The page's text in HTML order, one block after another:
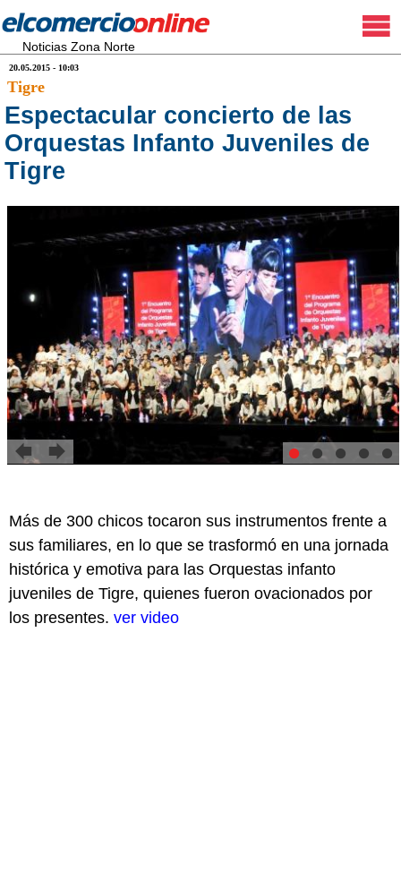
Noticias Zona Norte
20.05.2015 - 10:03
Tigre
Espectacular concierto de las
Orquestas Infanto Juveniles de
Tigre
Más de 300 chicos tocaron sus instrumentos frente a
sus familiares, en lo que se trasformó en una jornada
histórica y emotiva para las Orquestas infanto
juveniles de Tigre, quienes fueron ovacionados por
los presentes. ver video